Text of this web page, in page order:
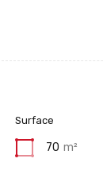
Surface
70 m²